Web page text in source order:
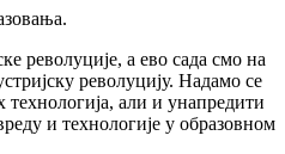
револуције, а ево сада смо на
револуцију. Надамо се
али и унапредити
и технологије у образовном